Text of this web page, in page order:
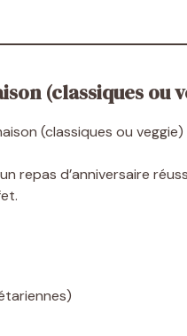
(classiques ou
repas d’anniversaire